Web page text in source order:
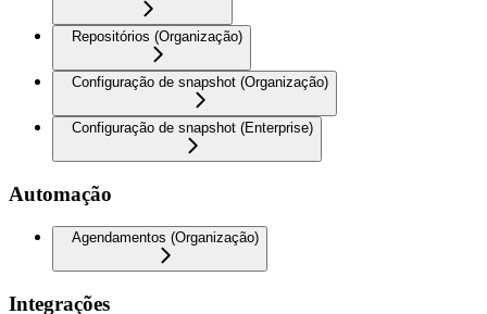
Repositórios (Organização)
Configuração de snapshot (Organização)
Configuração de snapshot (Enterprise)
Automação
Agendamentos (Organização)
Integrações